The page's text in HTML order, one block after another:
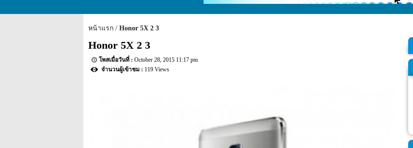
หน้าแรก Honor 5X 2 3
Honor 5X 2 3
October 28, 2015 11:17 pm
119 Views